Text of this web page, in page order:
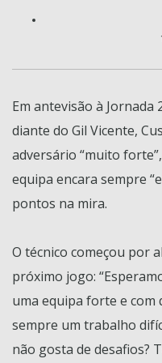
Em antevisão à Jornada
diante do Gil Vicente,
adversário “muito
equipa encara sempre
pontos na mira.
O técnico começou por
próximo jogo:
uma equipa forte e com
sempre um trabalho
não gosta de desafios?